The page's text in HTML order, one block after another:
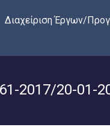
Διαχείριση Έργων/
2017/20-01-